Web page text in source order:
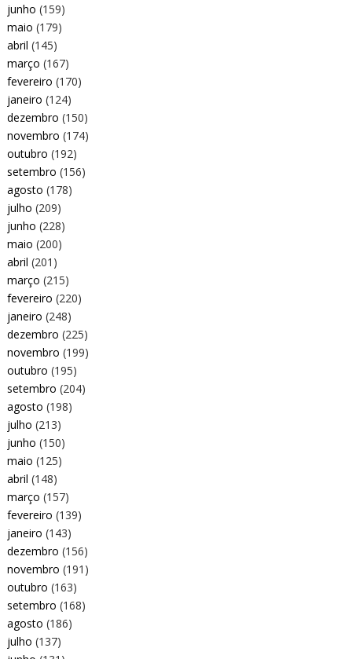
junho (159)
maio (179)
abril (145)
março (167)
fevereiro (170)
janeiro (124)
dezembro (150)
novembro (174)
outubro (192)
setembro (156)
agosto (178)
julho (209)
junho (228)
maio (200)
abril (201)
março (215)
fevereiro (220)
janeiro (248)
dezembro (225)
novembro (199)
outubro (195)
setembro (204)
agosto (198)
julho (213)
junho (150)
maio (125)
abril (148)
março (157)
fevereiro (139)
janeiro (143)
dezembro (156)
novembro (191)
outubro (163)
setembro (168)
agosto (186)
julho (137)